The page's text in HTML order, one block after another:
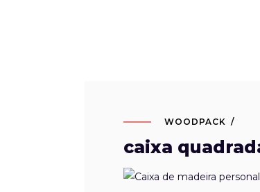
WOODPACK
caixa